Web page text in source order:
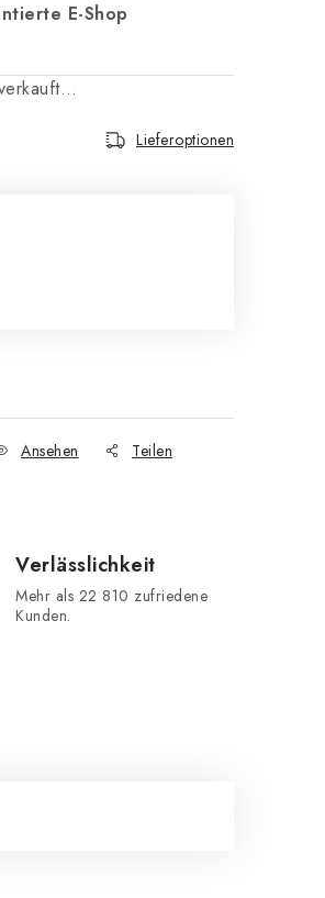
E-Shop
Lieferoptionen
Ansehen Teilen
Verlässlichkeit
Mehr als 22 810 zufriedene
Kunden.